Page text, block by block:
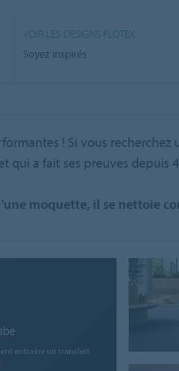
VOIR LES DESIGNS FLOTEX
Soyez inspirés
! Si vous
qui a fait ses preuves depuis
moquette, il se nettoie
entraîne un transfert